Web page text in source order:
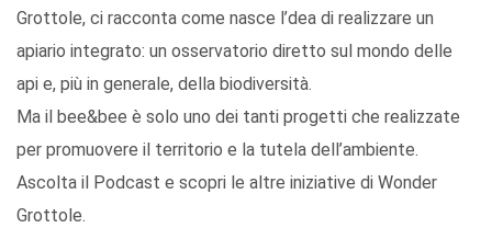
Grottole, ci racconta come nasce l’dea di realizzare un
apiario integrato: un osservatorio diretto sul mondo delle
api e, più in generale, della biodiversità.
Ma il bee&bee è solo uno dei tanti progetti che realizzate
per promuovere il territorio e la tutela dell’ambiente.
Ascolta il Podcast e scopri le altre iniziative di Wonder
Grottole.